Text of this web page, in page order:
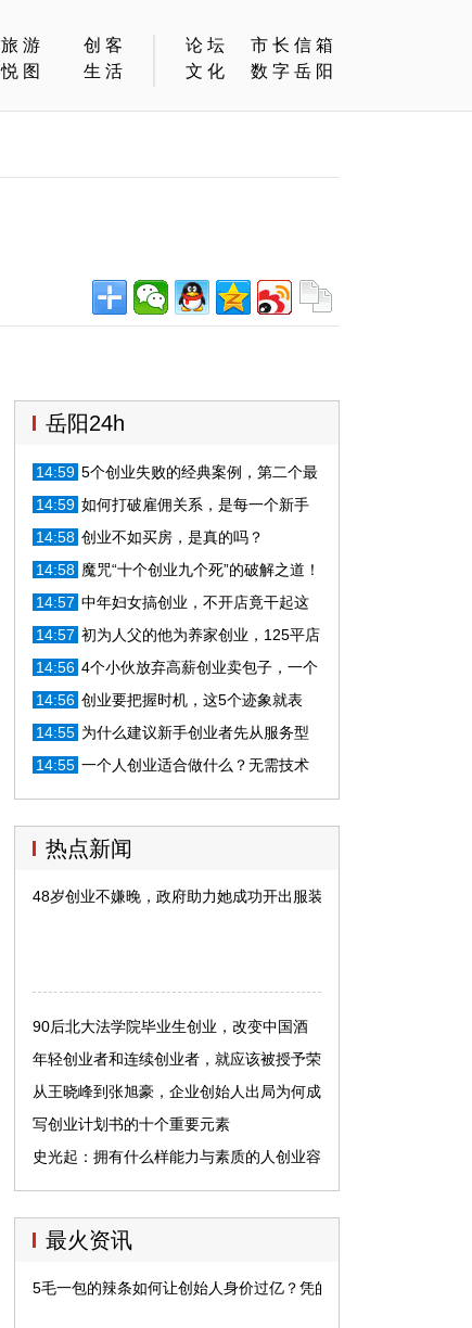
旅游
创客
悦图
生活
论坛
市长信箱
文化
数字岳阳
岳阳24h
14:59 5个创业失败的经典案例，第二个最
容易发生，你失败在哪一点上？
14:59 如何打破雇佣关系，是每一个新手
创业者该思考的问题
14:58 创业不如买房，是真的吗？
14:58 魔咒“十个创业九个死”的破解之道！
14:57 中年妇女搞创业，不开店竟干起这
行，一年进账200万
14:57 初为人父的他为养家创业，125平店
面月营业额40万
14:56 4个小伙放弃高薪创业卖包子，一个
月营业额达5万元
14:56 创业要把握时机，这5个迹象就表
明：机会来了
14:55 为什么建议新手创业者先从服务型
项目开始自己的创业之路？
14:55 一个人创业适合做什么？无需技术
的移动互联网两大创业项目推荐
热点新闻
48岁创业不嫌晚，政府助力她成功开出服装店
90后北大法学院毕业生创业，改变中国酒
店业格局，月入千万
年轻创业者和连续创业者，就应该被授予荣
誉的勋章吗？
从王晓峰到张旭豪，企业创始人出局为何成
为常态？
写创业计划书的十个重要元素
史光起：拥有什么样能力与素质的人创业容
易成功？
最火资讯
5毛一包的辣条如何让创始人身价过亿？凭的都是这些操作！